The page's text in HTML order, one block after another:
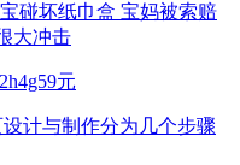
碰坏纸巾盒 宝妈被索赔
大冲击
元
设计与制作分为几个步骤